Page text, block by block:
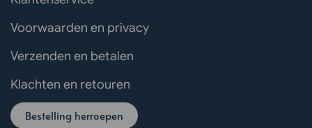
Voorwaarden en privacy
Verzenden en betalen
Klachten en retouren
Bestelling herroepen